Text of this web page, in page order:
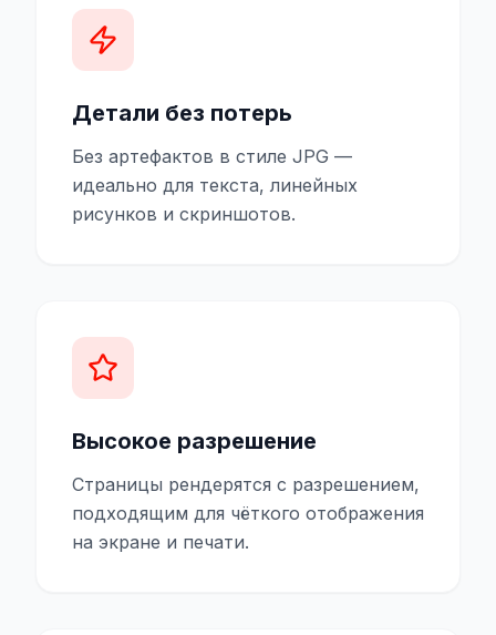
Детали без потерь
Без артефактов в стиле JPG —
идеально для текста, линейных
рисунков и скриншотов.
Высокое разрешение
Страницы рендерятся с разрешением,
подходящим для чёткого отображения
на экране и печати.